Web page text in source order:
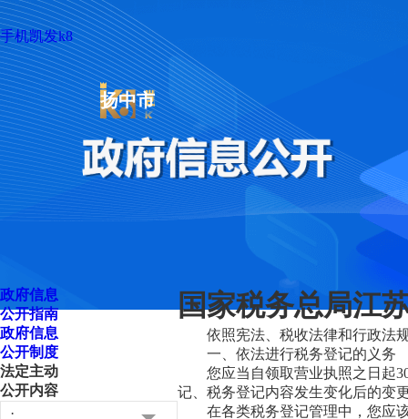
手机凯发k8
扬中市
政府信息
公开指南
政府信息
公开制度
法定主动
公开内容
·
国家税务总局江
依照宪法、税收法律和行政法规
一、依法进行税务登记的义务
您应当自领取营业执照之日起30
记、税务登记内容发生变化后的变
在各类税务登记管理中，您应该